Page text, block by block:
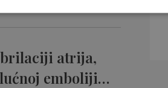
atrija,
emboliji…